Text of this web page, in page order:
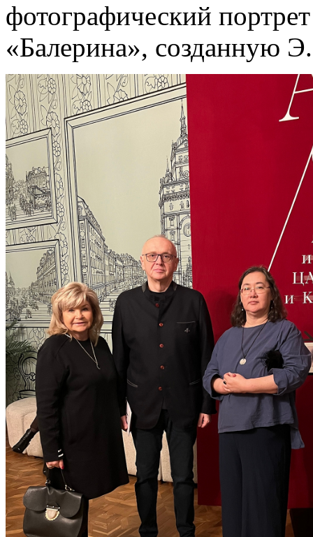
фотографический
«Балерина», созданную